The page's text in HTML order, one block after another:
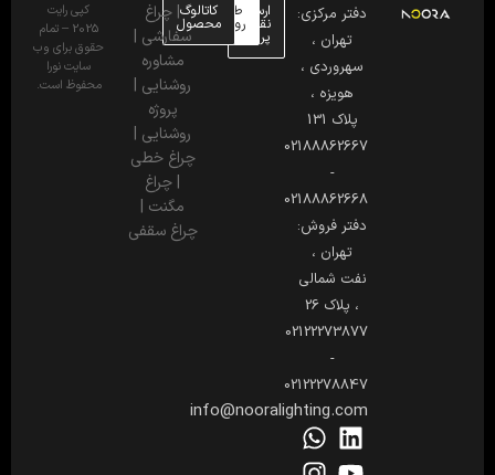
دفتر مرکزی:
تهران ،
سهروردی ،
هویزه ،
پلاک 131
02188862667
-
02188862668
دفتر فروش:
تهران ،
نفت شمالی
، پلاک 26
02122273877
-
02122278847
info@nooralighting.com
ارسال
نقشه
پروژه
طراحی
روشنایی
کاتالوگ
محصول
| چراغ
سفارشی |
مشاوره
روشنایی |
پروژه
روشنایی |
چراغ خطی
| چراغ
مگنت |
چراغ سقفی
کپی رایت
2025 – تمام
حقوق برای وب
سایت نورا
محفوظ است.